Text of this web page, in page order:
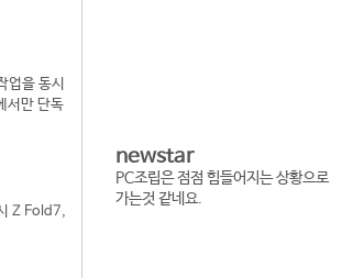
업을 동시
서만 단독
Z Fold7,
newstar
PC조립은 점점 힘들어지는 상황으로
가는것 같네요.